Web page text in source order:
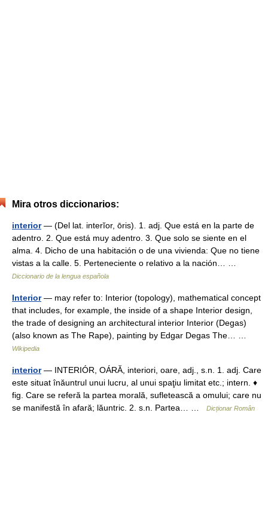
Mira otros diccionarios:
interior— (Del lat. interĭor, ōris). 1. adj. Que está en la parte de
adentro. 2. Que está muy adentro. 3. Que solo se siente en el
alma. 4. Dicho de una habitación o de una vivienda: Que no tiene
vistas a la calle. 5. Perteneciente o relativo a la nación… …
Diccionario de la lengua española
Interior— may refer to: Interior (topology), mathematical concept
that includes, for example, the inside of a shape Interior design,
the trade of designing an architectural interior Interior (Degas)
(also known as The Rape), painting by Edgar Degas The… …
Wikipedia
interior— INTERIÓR, OÁRĂ, interiori, oare, adj., s.n. 1. adj. Care
este situat înăuntrul unui lucru, al unui spaţiu limitat etc.; intern. ♦
fig. Care se referă la partea morală, sufletească a omului; care nu
se manifestă în afară; lăuntric. 2. s.n. Partea… …
Dicționar Român